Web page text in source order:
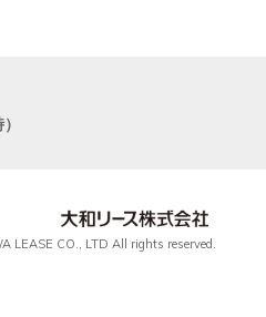
LEASE CO., LTD All rights reserved.